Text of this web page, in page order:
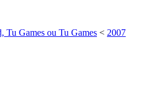
Tu Games ou Tu Games < 2007